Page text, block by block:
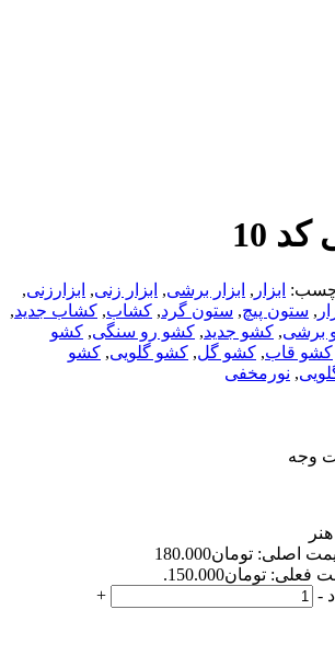
10
ابزار , ابزار برشی, ابزار زنی, ابزارزنی,
, ستون پیچ, ستون گرد, کشاب, کشاب جدید,
برشی, کشو جدید, کشو رو سنگی, کشو
کشو قاب, کشو گل, کشو گلویی, کشو
, نورمخفی
قیمت اصلی: تومان180.000
فعلی: تومان150.000.
-
+